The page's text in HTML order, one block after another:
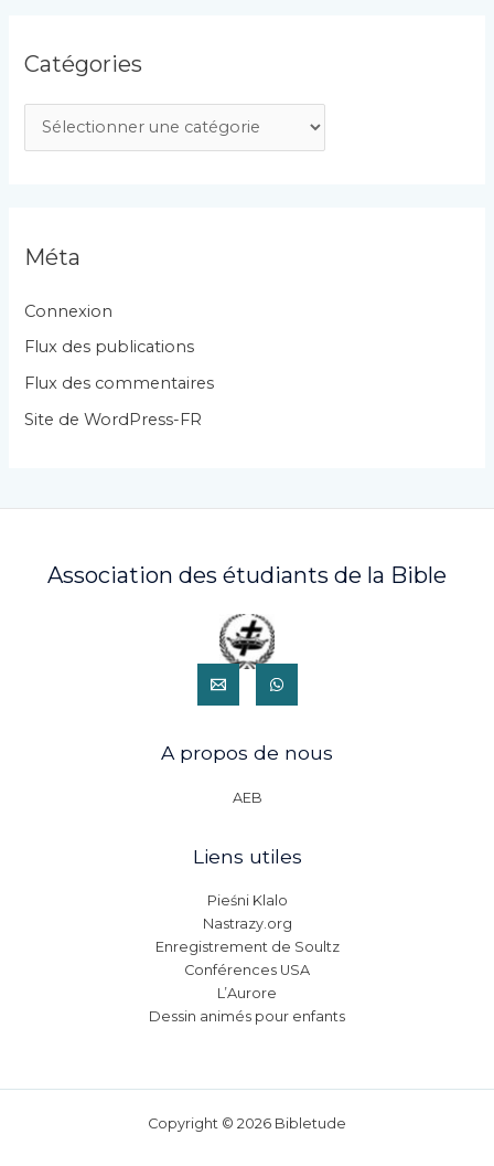
Catégories
a
g
r
i
e
Méta
Connexion
Flux des publications
Flux des commentaires
Site de WordPress-FR
Association des étudiants de la Bible
A propos de nous
AEB
Liens utiles
Pieśni Klalo
Nastrazy.org
Enregistrement de Soultz
Conférences USA
L’Aurore
Dessin animés pour enfants
Copyright © 2026 Bibletude